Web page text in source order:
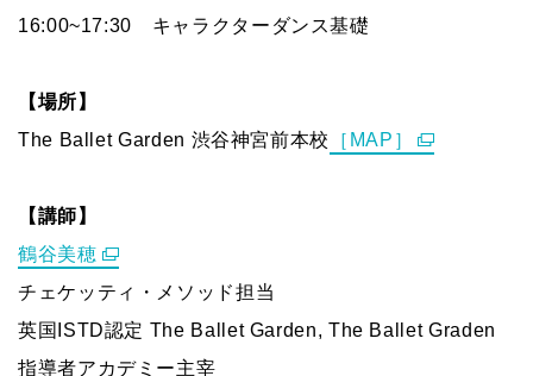
16:00~17:30 キャラクターダンス基礎
【場所】
The Ballet Garden 渋谷神宮前本校
［MAP］
【講師】
鶴谷美穂
チェケッティ・メソッド担当
英国ISTD認定 The Ballet Garden, The Ballet Graden
指導者アカデミー主宰